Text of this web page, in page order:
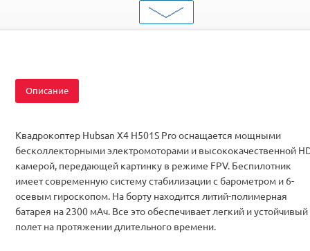
Для начинающих
Описание
Квадрокоптер Hubsan X4 H501S Pro оснащается мощными
бесколлекторными электромоторами и высококачественной
камерой, передающей картинку в режиме FPV. Беспилотник
имеет современную систему стабилизации с барометром и 6-
осевым гироскопом. На борту находится литий-полимерная
батарея на 2300 мАч. Все это обеспечивает легкий и устойчивый
полет на протяжении длительного времени.